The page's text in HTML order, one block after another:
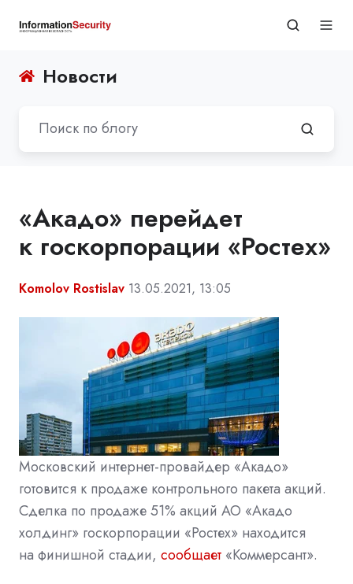
Новости
«Акадо» перейдет
к госкорпорации «Ростех»
Komolov Rostislav 13.05.2021, 13:05
Московский интернет-провайдер «Акадо»
готовится к продаже контрольного пакета акций.
Сделка по продаже 51% акций АО «Акадо
холдинг» госкорпорации «Ростех» находится
на финишной стадии, сообщает «Коммерсант».